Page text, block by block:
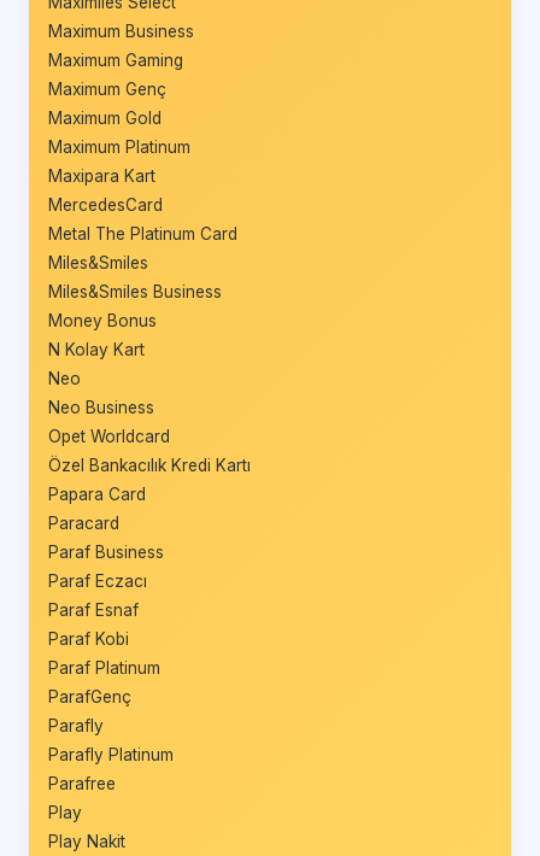
Maximum Business
Maximum Gaming
Maximum Genç
Maximum Gold
Maximum Platinum
Maxipara Kart
MercedesCard
Metal The Platinum Card
Miles&Smiles
Miles&Smiles Business
Money Bonus
N Kolay Kart
Neo
Neo Business
Opet Worldcard
Özel Bankacılık Kredi Kartı
Papara Card
Paracard
Paraf Business
Paraf Eczacı
Paraf Esnaf
Paraf Kobi
Paraf Platinum
ParafGenç
Parafly
Parafly Platinum
Parafree
Play
Play Nakit